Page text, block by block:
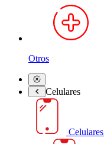
Otros
Celulares
Celulares